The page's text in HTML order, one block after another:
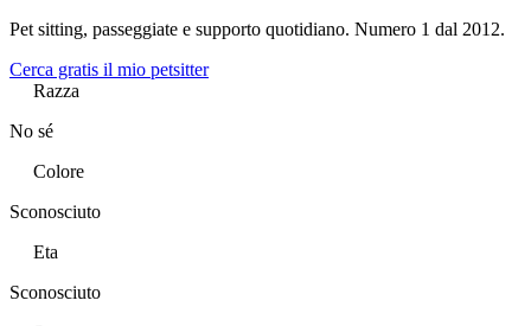
Pet sitting, passeggiate e supporto quotidiano. Numero 1 dal 2012.
Cerca gratis il mio petsitter
Razza
No sé
Colore
Sconosciuto
Eta
Sconosciuto